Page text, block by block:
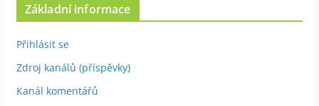
Základní informace
Přihlásit se
Zdroj kanálů (příspěvky)
Kanál komentářů